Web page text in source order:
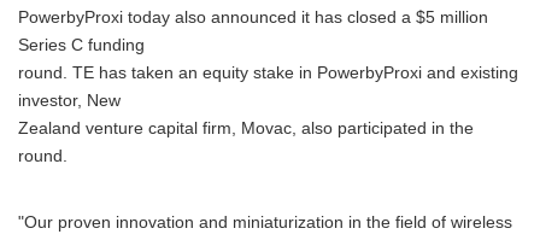
PowerbyProxi today also announced it has closed a $5 million
Series C funding
round. TE has taken an equity stake in PowerbyProxi and existing
investor, New
Zealand venture capital firm, Movac, also participated in the
round.
"Our proven innovation and miniaturization in the field of wireless